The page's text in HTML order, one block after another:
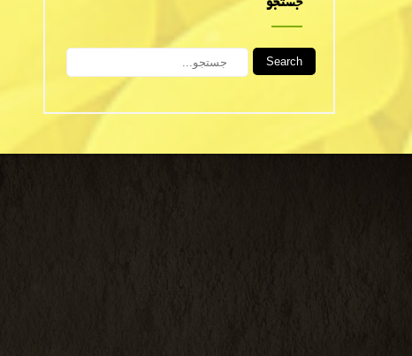
جستجو
Search